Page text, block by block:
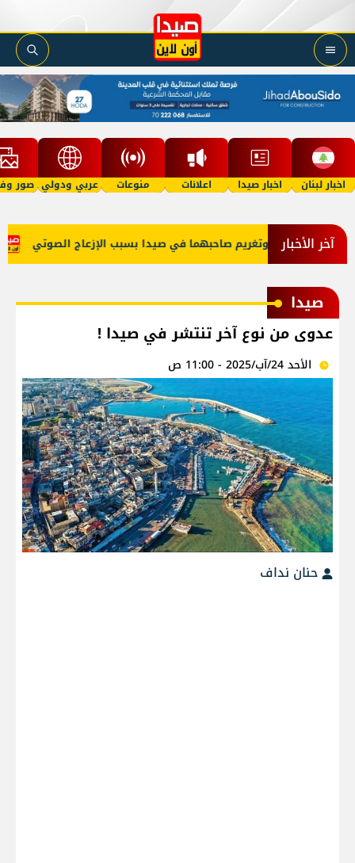
اخبار لبنان اخبار صيدا اعلانات منوعات عربي ودولي صور
آخر الأخبار
'توكتوك' وتغريم صاحبهما في صيدا بسبب الإزعاج الصوتي
صيدا
عدوى من نوع آخر تنتشر في صيدا !
الأحد 24/آب/2025 - 11:00 ص
حنان نداف